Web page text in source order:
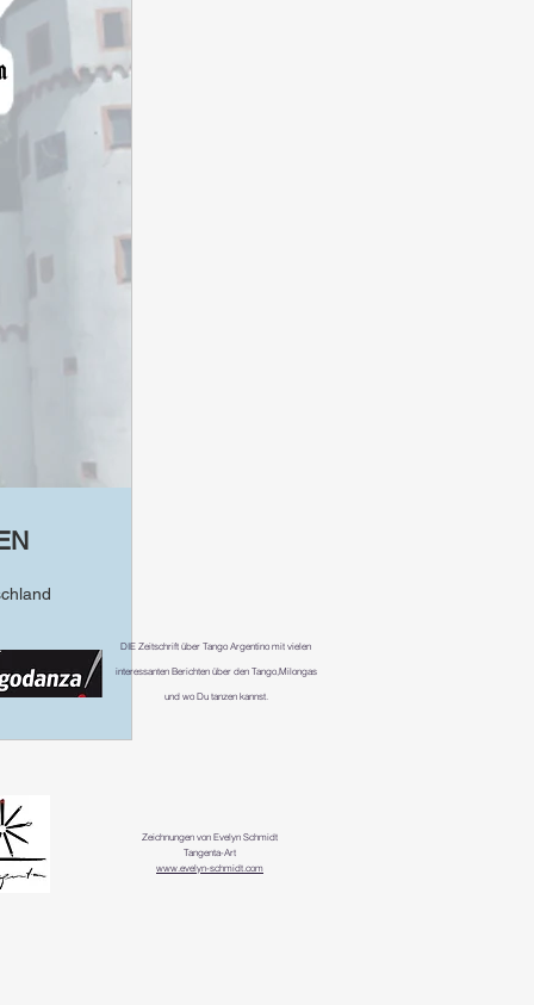
DIE Zeitschrift über Tango Argentino mit vielen
interessanten Berichten über den Tango,Milongas
und wo Du tanzen kannst.
Zeichnungen von Evelyn Schmidt
Tangenta-Art
www.evelyn-schmidt.com